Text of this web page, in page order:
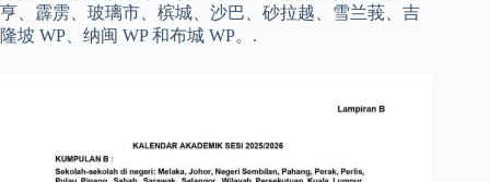
亨、霹雳、玻璃市、槟城、沙巴、砂拉越、雪兰莪、吉
隆坡 WP、纳闽 WP 和布城 WP。.